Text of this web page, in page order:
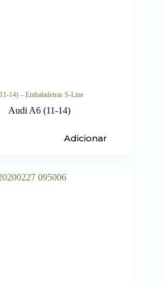
14) – Embaladeiras S-Line
Audi A6 (11-14)
Adicionar